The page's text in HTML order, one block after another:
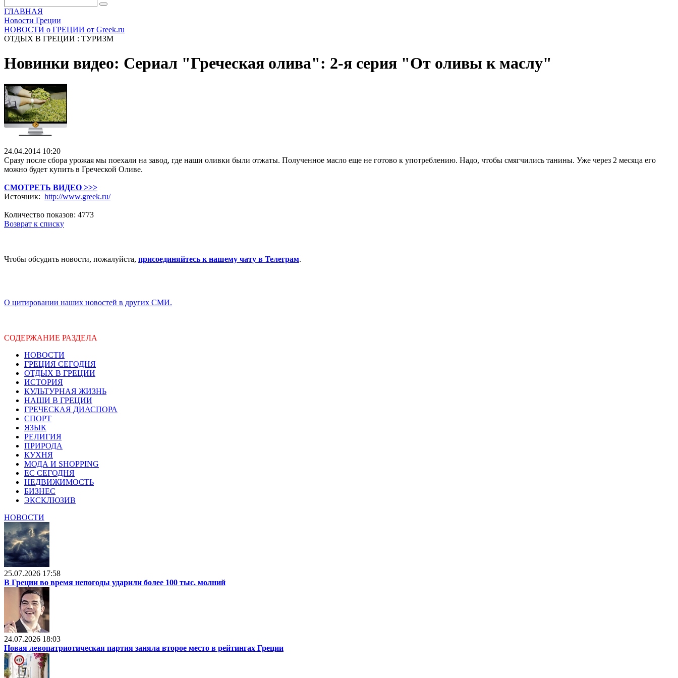
ГЛАВНАЯ
Новости Греции
НОВОСТИ о ГРЕЦИИ от Greek.ru
ОТДЫХ В ГРЕЦИИ : ТУРИЗМ
Новинки видео: Сериал "Греческая олива": 2-я серия "От оливы к маслу"
24.04.2014 10:20
Сразу после сбора урожая мы поехали на завод, где наши оливки были отжаты. Полученное масло еще не готово к употреблению. Надо, чтобы смягчились танины. Уже через 2 месяца его
можно будет купить в Греческой Оливе.
СМОТРЕТЬ ВИДЕО >>>
Источник: http://www.greek.ru/
Количество показов: 4773
Возврат к списку
Чтобы обсудить новости, пожалуйста, присоединяйтесь к нашему чату в Телеграм.
О цитировании наших новостей в других СМИ.
СОДЕРЖАНИЕ РАЗДЕЛА
НОВОСТИ
ГРЕЦИЯ СЕГОДНЯ
ОТДЫХ В ГРЕЦИИ
ИСТОРИЯ
КУЛЬТУРНАЯ ЖИЗНЬ
НАШИ В ГРЕЦИИ
ГРЕЧЕСКАЯ ДИАСПОРА
СПОРТ
ЯЗЫК
РЕЛИГИЯ
ПРИРОДА
КУХНЯ
МОДА И SHOPPING
ЕС СЕГОДНЯ
НЕДВИЖИМОСТЬ
БИЗНЕС
ЭКСКЛЮЗИВ
НОВОСТИ
25.07.2026 17:58
В Греции во время непогоды ударили более 100 тыс. молний
24.07.2026 18:03
Новая левопатриотическая партия заняла второе место в рейтингах Греции